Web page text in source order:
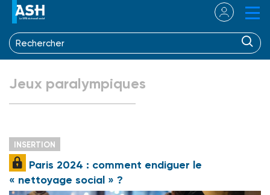
Jeux paralympiques
INSERTION
Paris 2024 : comment endiguer le
« nettoyage social » ?